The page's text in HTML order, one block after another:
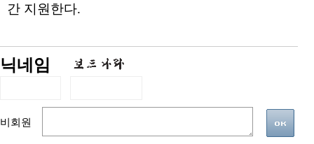
간 지원한다.
닉네임
비회원